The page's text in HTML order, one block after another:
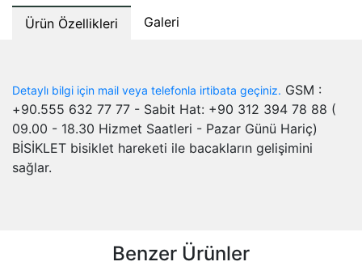
Ürün Özellikleri Galeri
Detaylı bilgi için mail veya telefonla irtibata geçiniz. GSM :
+90.555 632 77 77 - Sabit Hat: +90 312 394 78 88 (
09.00 - 18.30 Hizmet Saatleri - Pazar Günü Hariç)
BİSİKLET bisiklet hareketi ile bacakların gelişimini
sağlar.
Benzer Ürünler